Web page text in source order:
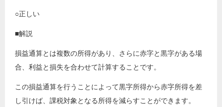
○正しい
■解説
損益通算とは複数の所得があり、さらに赤字と黒字がある場
合、利益と損失を合わせて計算することです。
この損益通算を行うことによって黒字所得から赤字所得を差
し引けば、課税対象となる所得を減らすことができます。